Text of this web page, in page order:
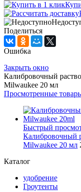
Поделиться
Ошибка
Закрыть окно
Калибровочный
Milwaukee 20 мл
Просмотренные
Быстрый
Калибровочный
Milwaukee 20 мл
Каталог
удобрение
Гроутенты